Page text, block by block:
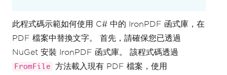
此程式碼示範如何使用 C# 中的 IronPDF 函式庫，在
PDF 檔案中替換文字。 首先，請確保您已透過
NuGet 安裝 IronPDF 函式庫。 該程式碼透過
FromFile 方法載入現有 PDF 檔案，使用